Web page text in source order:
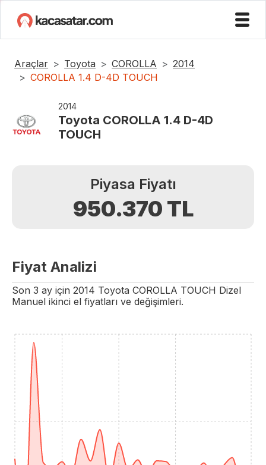
Araçlar Toyota COROLLA
2014
COROLLA 1.4 D-4D TOUCH
2014
Toyota COROLLA 1.4 D-4D
TOUCH
Piyasa Fiyatı
950.370 TL
Fiyat Analizi
Son 3 ay için 2014 Toyota COROLLA TOUCH Dizel
Manuel ikinci el fiyatları ve değişimleri.